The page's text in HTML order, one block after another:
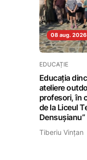
08 aug. 2026
EDUCAȚIE
Educația
ateliere
profesori, în
de la Liceul
Tiberiu Vințan